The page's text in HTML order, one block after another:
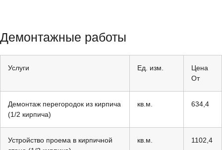
Демонтажные работы
Услуги Ед. изм.
Цена
От
Демонтаж перегородок из кирпича
(1/2 кирпича)
кв.м. 634,4
Устройство проема в кирпичной
кв.м. 1102,4